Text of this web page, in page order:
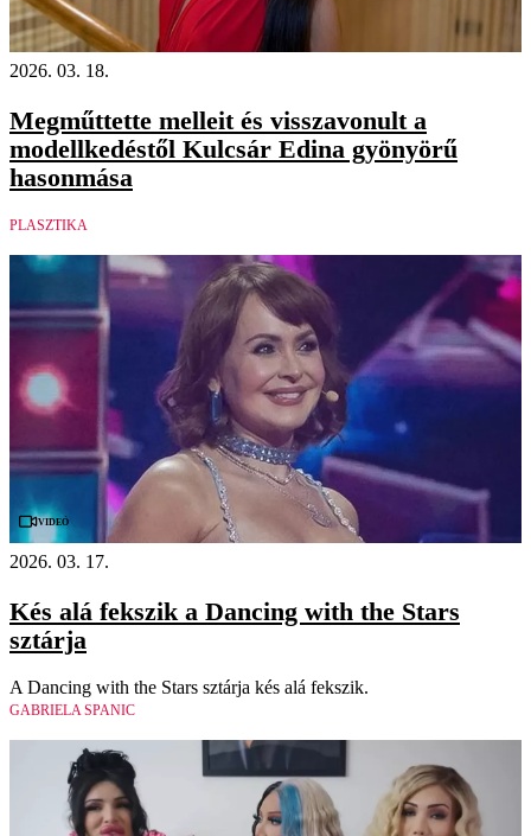
2026. 03. 18.
Megműttette melleit és visszavonult a
modellkedéstől Kulcsár Edina gyönyörű
hasonmása
PLASZTIKA
Videó
2026. 03. 17.
Kés alá fekszik a Dancing with the Stars
sztárja
A Dancing with the Stars sztárja kés alá fekszik.
GABRIELA SPANIC